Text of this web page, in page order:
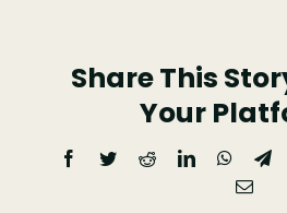
Share This
Your
Facebook
TwitterRedditLinkedIn
Email